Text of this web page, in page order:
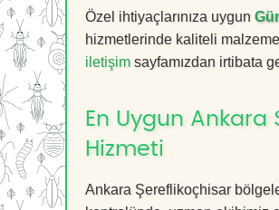
Özel ihtiyaçlarınıza uygun
hizmetlerinde kaliteli
iletişim sayfamızdan irtibata
En Uygun
Hizmeti
Ankara Şereflikoçhisar